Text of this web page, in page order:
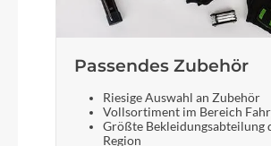
Shimano
ACROS AZF-1035, ICR
Routing), Top Zero-Stack 1 1/2"
Bottom Zero-Stack 1 1/2" (ZS
Passendes Zubehör
Riesige Auswahl an Zubehör
Vollsortiment im Bereich
Größte Bekleidungsabteilung
Region